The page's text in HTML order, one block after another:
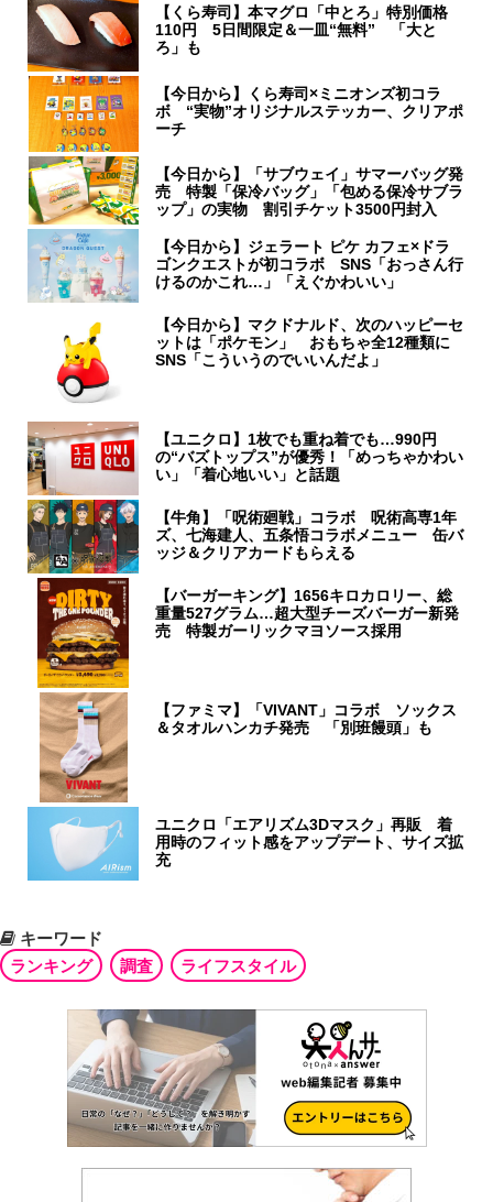
【くら寿司】本マグロ「中とろ」特別価格
110円 5日間限定＆一皿“無料” 「大と
ろ」も
【今日から】くら寿司×ミニオンズ初コラ
ボ “実物”オリジナルステッカー、クリアポ
ーチ
【今日から】「サブウェイ」サマーバッグ発
売 特製「保冷バッグ」「包める保冷サブラ
ップ」の実物 割引チケット3500円封入
【今日から】ジェラート ピケ カフェ×ドラ
ゴンクエストが初コラボ SNS「おっさん行
けるのかこれ…」「えぐかわいい」
【今日から】マクドナルド、次のハッピーセ
ットは「ポケモン」 おもちゃ全12種類に
SNS「こういうのでいいんだよ」
【ユニクロ】1枚でも重ね着でも…990円
の“バズトップス”が優秀！「めっちゃかわい
い」「着心地いい」と話題
【牛角】「呪術廻戦」コラボ 呪術高専1年
ズ、七海建人、五条悟コラボメニュー 缶バ
ッジ＆クリアカードもらえる
【バーガーキング】1656キロカロリー、総
重量527グラム…超大型チーズバーガー新発
売 特製ガーリックマヨソース採用
【ファミマ】「VIVANT」コラボ ソックス
＆タオルハンカチ発売 「別班饅頭」も
ユニクロ「エアリズム3Dマスク」再販 着
用時のフィット感をアップデート、サイズ拡
充
キーワード
ランキング
調査 ライフスタイル